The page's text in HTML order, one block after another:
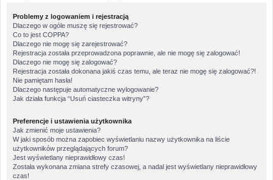
Problemy z logowaniem i rejestracją
Dlaczego w ogóle muszę się rejestrować?
Co to jest COPPA?
Dlaczego nie mogę się zarejestrować?
Rejestracja została przeprowadzona poprawnie, ale nie mogę się zalogować!
Dlaczego nie mogę się zalogować?
Rejestracja została dokonana jakiś czas temu, ale teraz nie mogę się zalogować?!
Nie pamiętam hasła!
Dlaczego następuje automatyczne wylogowanie?
Jak działa funkcja “Usuń ciasteczka witryny”?
Preferencje i ustawienia użytkownika
Jak zmienić moje ustawienia?
W jaki sposób można zapobiec wyświetlaniu nazwy użytkownika na liście
użytkowników przeglądających forum?
Jest wyświetlany nieprawidłowy czas!
Została wykonana zmiana strefy czasowej, a nadal jest wyświetlany nieprawidłowy
czas!